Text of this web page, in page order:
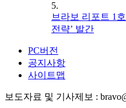
5.
브라보 리포트 1
전략’ 발간
PC버전
공지사항
사이트맵
보도자료 및 기사제보 :